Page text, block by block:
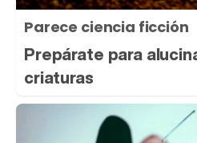
Parece ciencia ficción
Prepárate para
criaturas